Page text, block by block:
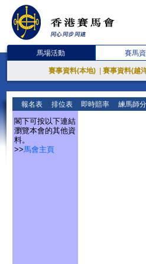
馬場活動 賽馬
賽事資料(本地) 賽事資料(越
報名表 排位表 即時賠率 練馬師
閣下可按以下連結
瀏覽本會的其他資
料。
>>馬會主頁